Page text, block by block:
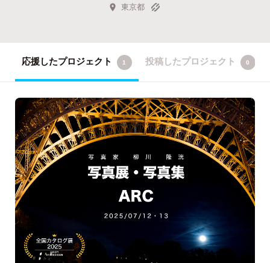
東京都
応援したプロジェクト 1 投稿したプロジェクト 0